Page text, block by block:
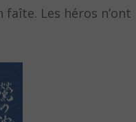
Les héros n’ont